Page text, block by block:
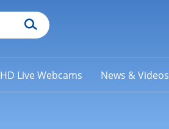
HD Live Webcams News & Videos